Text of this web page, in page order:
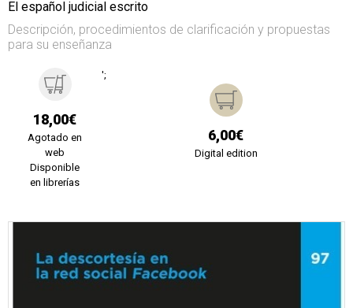
El español judicial escrito
Descripción, procedimientos de clarificación y propuestas
para su enseñanza
18,00€
Agotado en
web
Disponible
en librerías
';
6,00€
Digital edition